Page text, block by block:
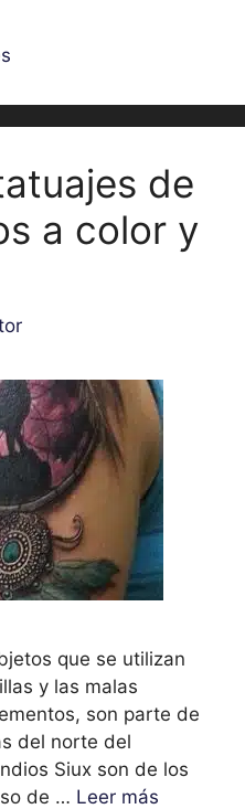
de
a color y
que se utilizan
y las malas
son parte de
del norte del
Siux son de los
de … Leer más